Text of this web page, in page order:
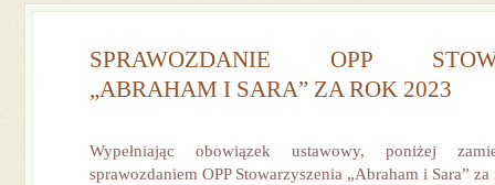
SPRAWOZDANIE OPP
„ABRAHAM I SARA” ZA ROK 2023
Wypełniając obowiązek ustawowy, poniżej
sprawozdaniem OPP Stowarzyszenia „Abraham i Sara”